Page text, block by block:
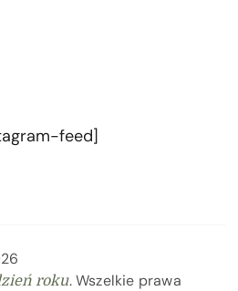
feed]
roku. Wszelkie prawa